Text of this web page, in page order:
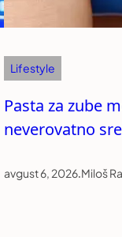
Lifestyle
Pasta za zube
neverovatno
avgust 6, 2026.Miloš